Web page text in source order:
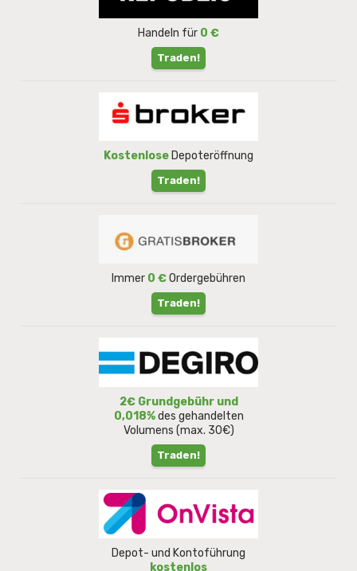
Handeln für 0 €
Traden!
Kostenlose Depoteröffnung
Traden!
Immer 0 €Ordergebühren
Traden!
2€ Grundgebühr und
0,018%des gehandelten
Volumens (max. 30€)
Traden!
Depot- und Kontoführung
kostenlos